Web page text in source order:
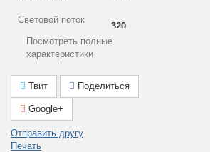
Световой поток
320
Цвет арматуры
Лампы в
комплекте
Да
Площадь
освещения (м2)
Посмотреть полные
характеристики
Твит Поделиться
Google+
Отправить другу
Печать